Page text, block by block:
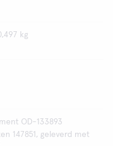
kg
OD-133893
147851, geleverd met